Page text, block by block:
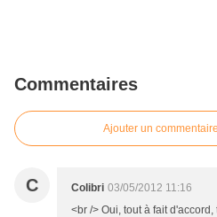
Commentaires
Ajouter un commentaire
C Colibri 03/05/2012 11:16
<br /> Oui, tout à fait